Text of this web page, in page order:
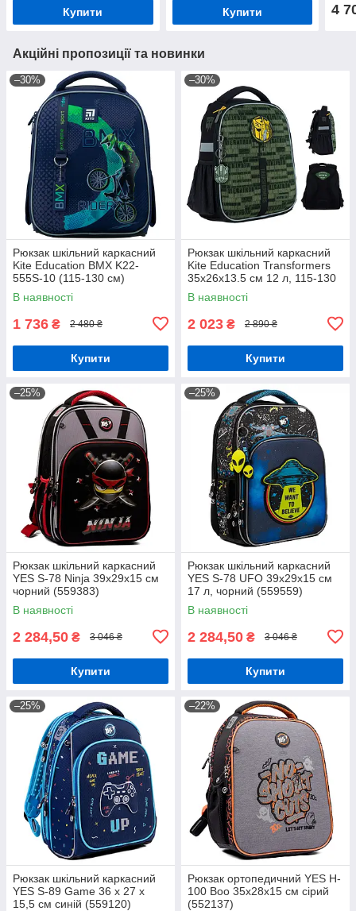
Купити Купити 4
Акційні пропозиції та новинки
–30%
Рюкзак шкільний каркасний
Kite Education BMX K22-
555S-10 (115-130 см)
В наявності
1 736 ₴ 2 480 ₴
Купити
–30%
Рюкзак шкільний каркасний
Kite Education Transformers
35x26x13.5 см 12 л, 115-130
см (TF24-555S)
В наявності
2 023 ₴ 2 890 ₴
Купити
–25%
Рюкзак шкільний каркасний
YES S-78 Ninja 39х29х15 см
чорний (559383)
В наявності
2 284,50 ₴ 3 046 ₴
Купити
–25%
Рюкзак шкільний каркасний
YES S-78 UFO 39х29х15 см
17 л, чорний (559559)
В наявності
2 284,50 ₴ 3 046 ₴
Купити
–25%
Рюкзак шкільний каркасний
YES S-89 Game 36 x 27 x
15,5 см синій (559120)
–22%
Рюкзак ортопедичний YES H-
100 Boo 35х28х15 см сірий
(552137)